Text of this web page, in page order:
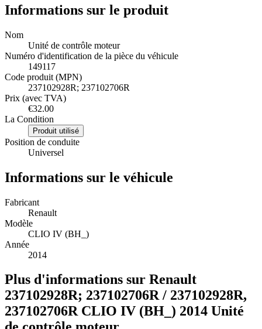
Informations sur le produit
Nom
Unité de contrôle moteur
Numéro d'identification de la pièce du véhicule
149117
Code produit (MPN)
237102928R; 237102706R
Prix (avec TVA)
€32.00
La Condition
Produit utilisé
Position de conduite
Universel
Informations sur le véhicule
Fabricant
Renault
Modèle
CLIO IV (BH_)
Année
2014
Plus d'informations sur Renault
237102928R; 237102706R / 237102928R,
237102706R CLIO IV (BH_) 2014 Unité